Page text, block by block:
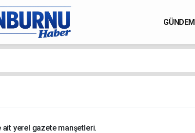
GÜNDEM
ait yerel gazete manşetleri.